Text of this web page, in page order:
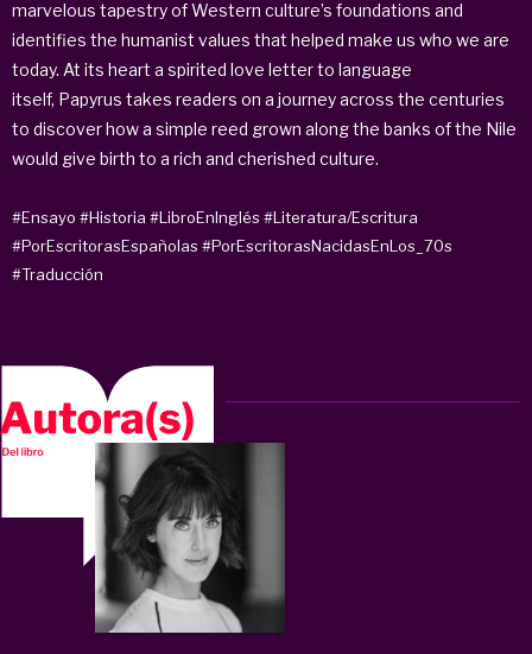
marvelous tapestry of Western culture’s foundations and
identifies the humanist values that helped make us who we are
today. At its heart a spirited love letter to language
itself, Papyrus takes readers on a journey across the centuries
to discover how a simple reed grown along the banks of the Nile
would give birth to a rich and cherished culture.
#Ensayo #Historia #LibroEnInglés #Literatura/Escritura
#PorEscritorasEspañolas #PorEscritorasNacidasEnLos_70s
#Traducción